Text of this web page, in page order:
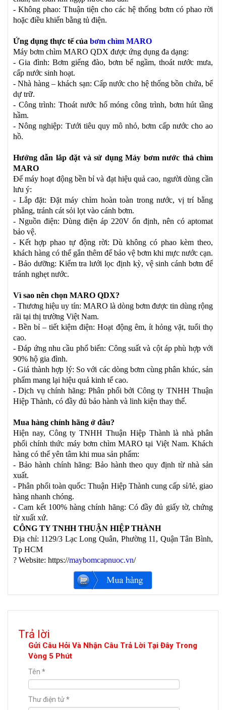
- Không phao: Thuận tiện cho các hệ thống bơm có phao rời
hoặc điều khiển bằng tủ điện.
Ứng dụng thực tế của bơm chìm MARO
Máy bơm chìm MARO QDX được ứng dụng đa dạng:
- Gia đình: Bơm giếng đào, bơm bể ngầm, thoát nước mưa,
cấp nước sinh hoạt.
- Nhà hàng – khách sạn: Cấp nước cho hệ thống bồn chứa, bể
dự trữ.
- Công trình: Thoát nước hố móng công trình, bơm hút tầng
hầm.
- Nông nghiệp: Tưới tiêu quy mô nhỏ, bơm cấp nước cho ao
hồ.
Hướng dẫn lắp đặt và sử dụng Máy bơm nước thả chìm
MARO
Để máy hoạt động bền bỉ và đạt hiệu quả cao, người dùng cần
lưu ý:
- Lắp đặt: Đặt máy chìm hoàn toàn trong nước, vị trí bằng
phẳng, tránh cát sỏi lọt vào cánh bơm.
- Nguồn điện: Dùng điện áp 220V ổn định, nên có aptomat
bảo vệ.
- Kết hợp phao tự động rời: Dù không có phao kèm theo,
khách hàng có thể gắn thêm để bảo vệ bơm khi mực nước cạn.
- Bảo dưỡng: Kiểm tra lưới lọc định kỳ, vệ sinh cánh bơm để
tránh nghẹt nước.
Vì sao nên chọn MARO QDX?
- Thương hiệu uy tín: MARO là dòng bơm được tin dùng rộng
rãi tại thị trường Việt Nam.
- Bền bỉ – tiết kiệm điện: Hoạt động êm, ít hỏng vặt, tuổi thọ
cao.
- Đáp ứng nhu cầu phổ biến: Công suất và cột áp phù hợp với
90% hộ gia đình.
- Giá thành hợp lý: So với các dòng bơm cùng phân khúc, sản
phẩm mang lại hiệu quả kinh tế cao.
- Dịch vụ chính hãng: Phân phối bởi Công ty TNHH Thuận
Hiệp Thành, có đầy đủ bảo hành và linh kiện thay thế.
Mua hàng chính hãng ở đâu?
Hiện nay, Công ty TNHH Thuận Hiệp Thành là nhà phân
phối chính thức máy bơm chìm MARO tại Việt Nam. Khách
hàng có thể yên tâm khi mua sản phẩm:
- Bảo hành chính hãng: Bảo hành theo quy định từ nhà sản
xuất.
- Phân phối toàn quốc: Thuận Hiệp Thành cung cấp sỉ/lẻ, giao
hàng nhanh chóng.
- Cam kết 100% hàng chính hãng: Có đầy đủ giấy tờ, chứng
từ xuất xứ.
CÔNG TY TNHH THUẬN HIỆP THÀNH
Địa chỉ: 1129/3 Lạc Long Quân, Phường 11, Quận Tân Bình,
Tp HCM
? Website: https://maybomcapnuoc.vn/
Trả lời
Gửi Câu Hỏi Và Nhận Câu Trả Lời Tại Đây Trong
Vòng 5 Phút
Tên *
Thư điện tử*